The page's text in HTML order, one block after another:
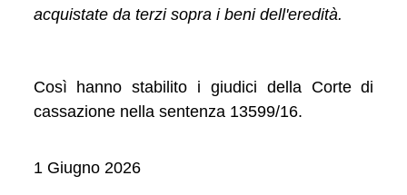
acquistate da terzi sopra i beni dell'eredità.
Così hanno stabilito i giudici della Corte di
cassazione nella sentenza 13599/16.
1 Giugno 2026